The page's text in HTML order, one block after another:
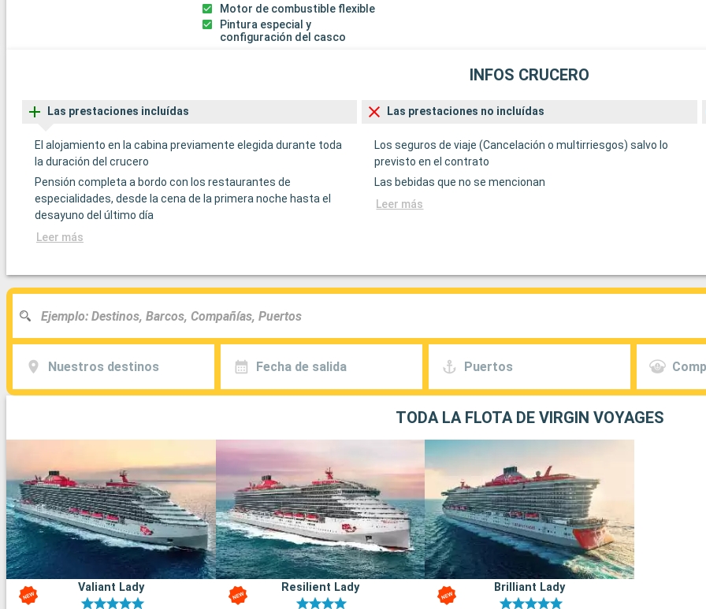
Motor de combustible flexible
Pintura especial y
configuración del casco
INFOS CRUCERO
Las prestaciones incluídas
El alojamiento en la cabina previamente elegida durante toda
la duración del crucero
Pensión completa a bordo con los restaurantes de
especialidades, desde la cena de la primera noche hasta el
desayuno del último día
Leer más
Las prestaciones no incluídas
Los seguros de viaje (Cancelación o multirriesgos) salvo lo
previsto en el contrato
Las bebidas que no se mencionan
Leer más
Nuestros destinos Fecha de salida Puertos
TODA LA FLOTA DE VIRGIN VOYAGES
Valiant Lady Resilient Lady Brilliant Lady